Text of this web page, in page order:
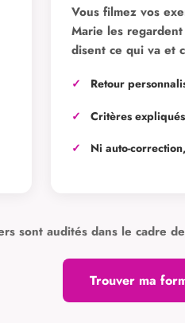
Vous filmez vos
Marie les
disent ce qui va et
Retour
Critères
Ni auto-
sont audités dans le cadre
Trouver ma